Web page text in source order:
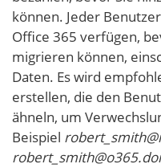
können. Jeder
Office 365 verfügen,
migrieren können,
Daten. Es wird
erstellen, die den
ähneln, um
Beispiel